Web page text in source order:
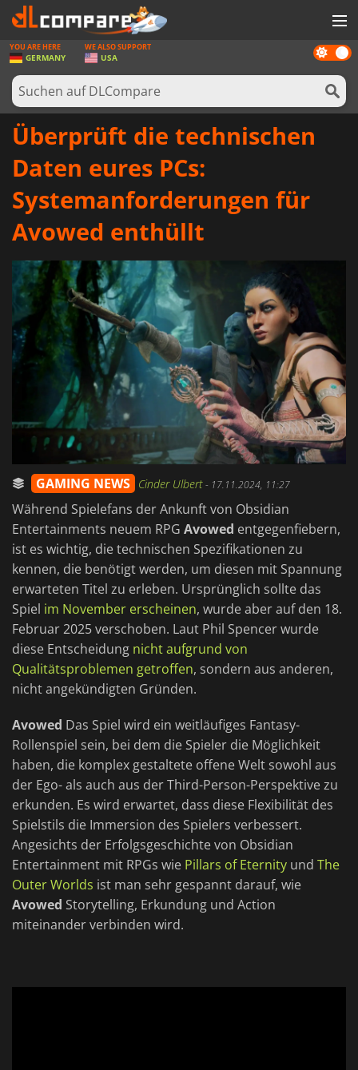
SPIELE
SPIEL KARTEN
SOFTWARE
NACHRICHTEN
Dark
mode
YOU ARE HERE
GERMANY
WE ALSO SUPPORT
USA
Überprüft die technischen
Daten eures PCs:
Systemanforderungen für
Avowed enthüllt
GAMING NEWS Cinder Ulbert- 17.11.2024, 11:27
Während Spielefans der Ankunft von Obsidian
Entertainments neuem RPG Avowed entgegenfiebern,
ist es wichtig, die technischen Spezifikationen zu
kennen, die benötigt werden, um diesen mit Spannung
erwarteten Titel zu erleben. Ursprünglich sollte das
Spiel im November erscheinen, wurde aber auf den 18.
Februar 2025 verschoben. Laut Phil Spencer wurde
diese Entscheidung nicht aufgrund von
Qualitätsproblemen getroffen, sondern aus anderen,
nicht angekündigten Gründen.
Avowed Das Spiel wird ein weitläufiges Fantasy-
Rollenspiel sein, bei dem die Spieler die Möglichkeit
haben, die komplex gestaltete offene Welt sowohl aus
der Ego- als auch aus der Third-Person-Perspektive zu
erkunden. Es wird erwartet, dass diese Flexibilität des
Spielstils die Immersion des Spielers verbessert.
Angesichts der Erfolgsgeschichte von Obsidian
Entertainment mit RPGs wie Pillars of Eternity und The
Outer Worlds ist man sehr gespannt darauf, wie
Avowed Storytelling, Erkundung und Action
miteinander verbinden wird.